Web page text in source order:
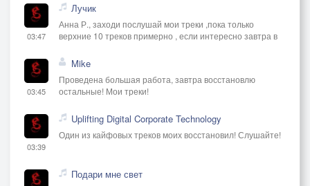
03:47
Лучик
Анна Р., заходи послушай мои треки ,пока только
верхние 10 треков примерно , если интересно завтра в
03:45
Mike
Проведена большая работа, завтра восстановлю
остальные! Мои треки!
03:39
Uplifting Digital Corporate Technology
Один из кайфовых треков моих восстановил! Слушайте!
Подари мне свет